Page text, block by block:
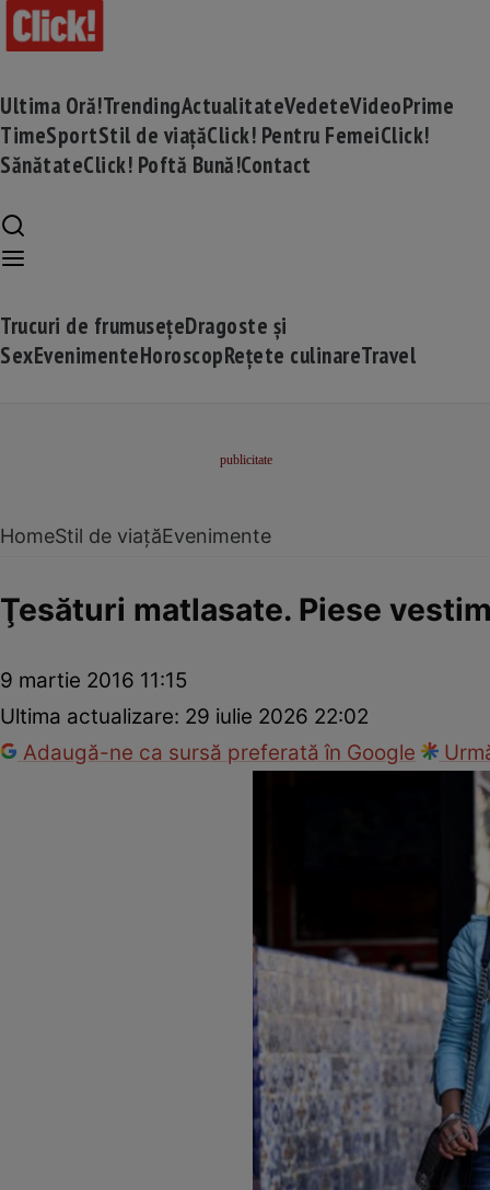
Ultima Oră!TrendingActualitateVedeteVideoPrime
TimeSportStil de viațăClick! Pentru FemeiClick!
SănătateClick! Poftă Bună!Contact
Trucuri de frumusețeDragoste și
SexEvenimenteHoroscopRețete culinareTravel
HomeStil de viațăEvenimente
Ţesături matlasate. Piese
9 martie 2016 11:15
Ultima actualizare: 29 iulie 2026 22:02
Adaugă-ne ca sursă preferată în Google